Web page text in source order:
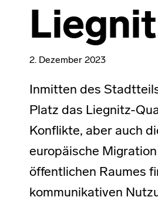
2. Dezember 2023
Inmitten des
Platz das Liegnitz-
Konflikte, aber auch
europäische
öffentlichen Raumes
kommunikativen